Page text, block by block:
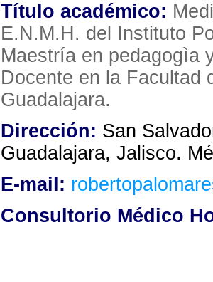
Título académico:
E.N.M.H. del Instituto
Maestría en pedagogìa
Docente en la Facultad
Guadalajara.
Dirección: San
Guadalajara, Jalisco.
E-mail:
Consultorio Médico